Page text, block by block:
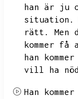
han är ju
situation.
rätt.
kommer
han
vill ha
Han